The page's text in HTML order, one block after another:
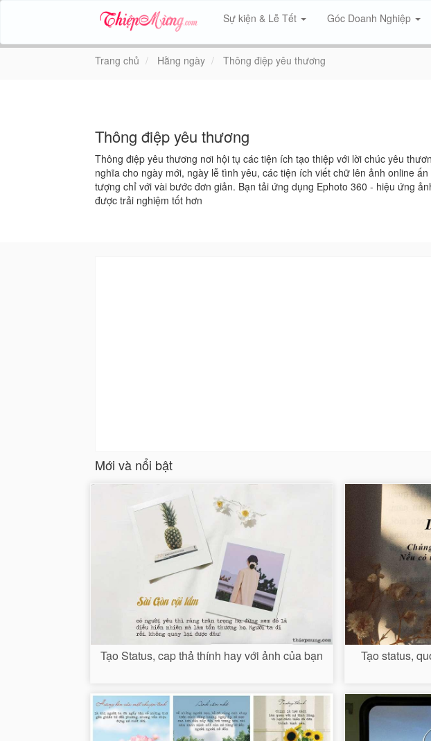
Sự kiện & Lễ Tết Góc Doanh Nghiệp
Trang chủ Hằng ngày Thông điệp yêu thương
Thông điệp yêu thương
Thông điệp yêu thương nơi hội tụ các tiện ích tạo thiệp với lời chúc yêu
nghĩa cho ngày mới, ngày lễ tình yêu, các tiện ích viết chữ lên ảnh online ấn
tượng chỉ với vài bước đơn giản. Bạn tải ứng dụng Ephoto 360 - hiệu ứng
được trải nghiệm tốt hơn
Mới và nổi bật
Tạo Status, cap thả thính hay với ảnh của bạn Tạo status,